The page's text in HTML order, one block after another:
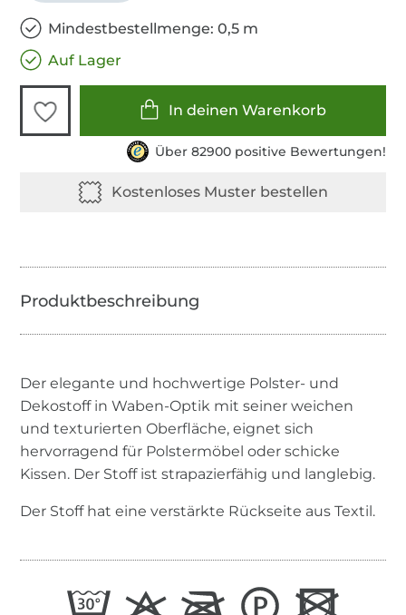
Mindestbestellmenge: 0,5 m
Auf Lager
In deinen Warenkorb
Über 82900 positive Bewertungen!
Der elegante und hochwertige Polster- und
Dekostoff in Waben-Optik mit seiner weichen
und texturierten Oberfläche, eignet sich
hervorragend für Polstermöbel oder schicke
Kissen. Der Stoff ist strapazierfähig und langlebig.
Der Stoff hat eine verstärkte Rückseite aus Textil.